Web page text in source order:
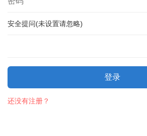
安全提问(未设置请忽略)
登录
还没有注册？